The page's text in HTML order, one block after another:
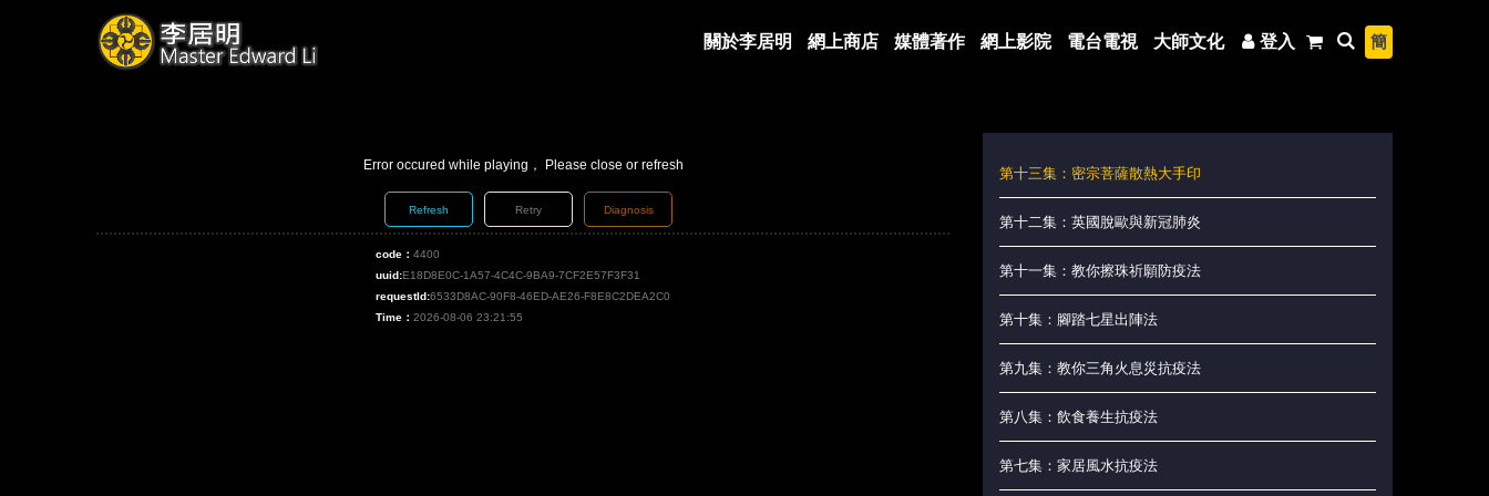
關於李居明 網上商店 媒體著作 網上影院 電台電視 大師文化 登入 簡
Error occured while playing， Please close or refresh
Refresh Retry Diagnosis
code： 4400
uuid:E18D8E0C-1A57-4C4C-9BA9-7CF2E57F3F31
requestId:6533D8AC-90F8-46ED-AE26-F8E8C2DEA2C0
Time： 2026-08-06 23:21:55
第十三集：密宗菩薩散熱大手印
第十二集：英國脫歐與新冠肺炎
第十一集：教你擦珠祈願防疫法
第十集：腳踏七星出陣法
第九集：教你三角火息災抗疫法
第八集：飲食養生抗疫法
第七集：家居風水抗疫法